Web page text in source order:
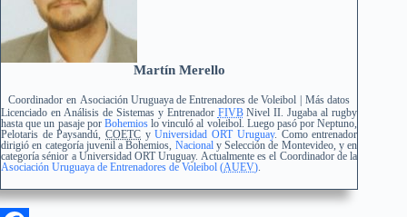
Martín Merello
Coordinador en Asociación Uruguaya de Entrenadores de Voleibol
Más datos
Licenciado en Análisis de Sistemas y Entrenador FIVBNivel II. Jugaba al rugby
hasta que un pasaje por Bohemioslo vinculó al voleibol. Luego pasó por Neptuno,
Pelotaris de Paysandú,COETC yUniversidad ORT Uruguay. Como entrenador
dirigió en categoría juvenil a Bohemios, Nacionaly Selección de Montevideo, y en
categoría sénior a Universidad ORT Uruguay. Actualmente es el Coordinador de la
Asociación Uruguaya de Entrenadores de Voleibol (AUEV).